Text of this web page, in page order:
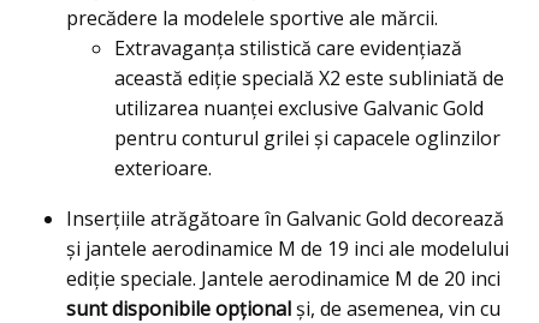
precădere la modelele sportive ale mărcii.
Extravaganţa stilistică care evidenţiază
această ediţie specială X2 este subliniată de
utilizarea nuanţei exclusive Galvanic Gold
pentru conturul grilei şi capacele oglinzilor
exterioare.
Inserţiile atrăgătoare în Galvanic Gold decorează
şi jantele aerodinamice M de 19 inci ale modelului
ediţie speciale. Jantele aerodinamice M de 20 inci
sunt disponibile opţionalşi, de asemenea, vin cu